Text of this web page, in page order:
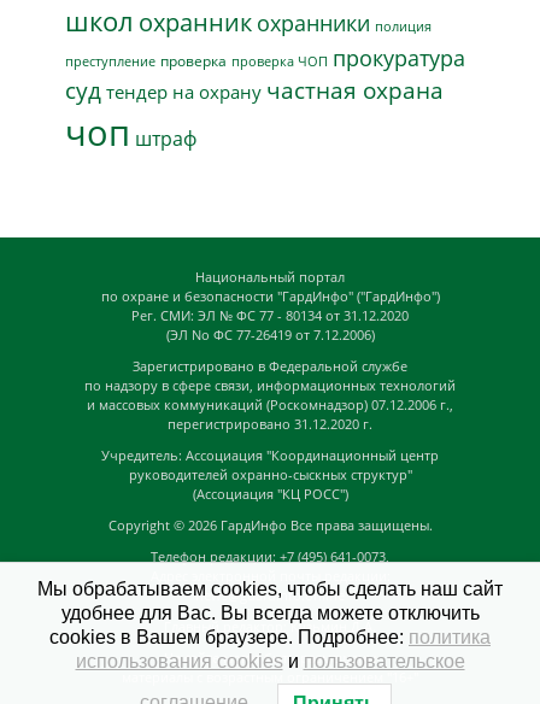
школ охранник охранники полиция
преступление проверка проверка ЧОП прокуратура
суд тендер на охрану частная охрана
чоп штраф
Национальный портал
по охране и безопасности "ГардИнфо" ("ГардИнфо")
Рег. СМИ: ЭЛ № ФС 77 - 80134 от 31.12.2020
(ЭЛ No ФС 77-26419 от 7.12.2006)
Зарегистрировано в Федеральной службе
по надзору в сфере связи, информационных технологий
и массовых коммуникаций (Роскомнадзор) 07.12.2006 г.,
перегистрировано 31.12.2020 г.
Учредитель: Ассоциация "Координационный центр
руководителей охранно-сыскных структур"
(Ассоциация "КЦ РОСС")
Copyright © 2026 ГардИнфо Все права защищены.
Телефон редакции: +7 (495) 641-0073,
news@guardinfo.online
Главный редактор: Кузьмин Д.А.
На сайте могут быть размещены
Мы обрабатываем cookies, чтобы сделать наш сайт
удобнее для Вас. Вы всегда можете отключить
cookies в Вашем браузере. Подробнее: политика
использования cookiesи пользовательское